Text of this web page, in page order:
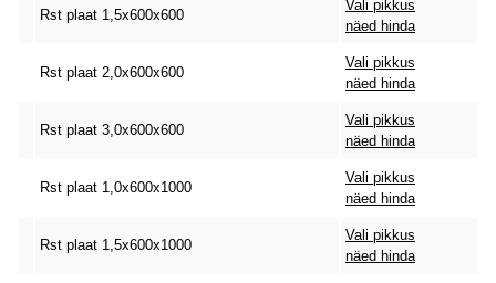
Rst plaat 1,5x600x600
Vali pikkus
näed hinda
Rst plaat 2,0x600x600
Vali pikkus
näed hinda
Rst plaat 3,0x600x600
Vali pikkus
näed hinda
Rst plaat 1,0x600x1000
Vali pikkus
näed hinda
Rst plaat 1,5x600x1000
Vali pikkus
näed hinda